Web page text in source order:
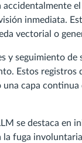
inmediata.
vectorial o
y seguimiento de
Estos
capa
se destaca en
la fuga